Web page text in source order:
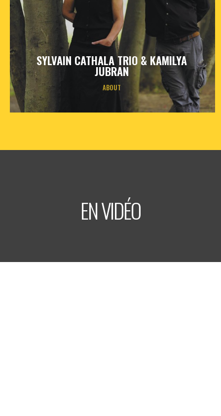
SYLVAIN CATHALA TRIO & KAMILYA
JUBRAN
ABOUT
- Le Triton
EN VIDÉO